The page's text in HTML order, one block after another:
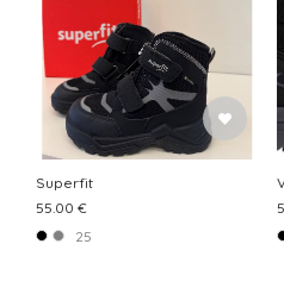
Superfit
55.00 €
25